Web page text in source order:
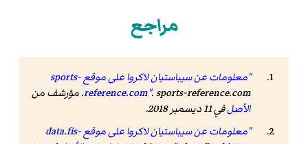
مراجع
"معلومات عن سيباستيان لاكروا على موقع sports-
reference.com". sports-reference.com. مؤرشف من
الأصلفي 11 ديسمبر 2018.
"معلومات عن سيباستيان لاكروا على موقع data.fis-